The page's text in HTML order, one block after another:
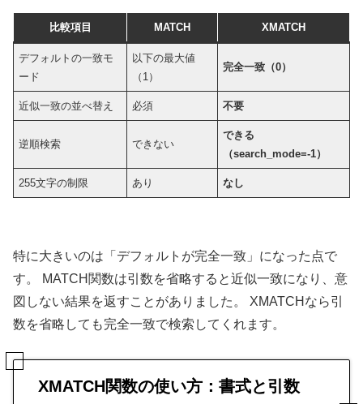
比較項目 MATCH XMATCH
デフォルトの一致モ
ード
以下の最大値
（1）
完全一致（0）
近似一致の並べ替え 必須 不要
逆順検索 できない
できる
（search_mode=-1）
255文字の制限 あり なし
特に大きいのは「デフォルトが完全一致」になった点で
す。 MATCH関数は引数を省略すると近似一致になり、意
図しない結果を返すことがありました。 XMATCHなら引
数を省略しても完全一致で検索してくれます。
XMATCH関数の使い方：書式と引数